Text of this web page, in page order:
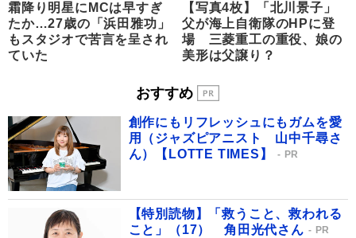
霜降り明星にMCは早すぎ
たか…27歳の「浜田雅功」
もスタジオで苦言を呈され
ていた
【写真4枚】「北川景子」
父が海上自衛隊のHPに登
場 三菱重工の重役、娘の
美形は父譲り？
おすすめ
創作にもリフレッシュにもガムを愛
用（ジャズピアニスト 山中千尋さ
ん）【LOTTE TIMES】
PR
【特別読物】「救うこと、救われる
こと」（17） 角田光代さん
PR